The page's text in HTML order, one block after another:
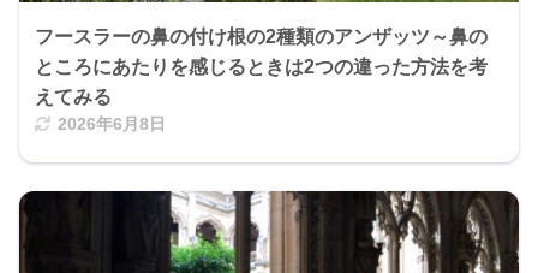
フースラーの鼻の付け根の2種類のアンザッツ～鼻の
ところにあたりを感じるときは2つの違った方法を考
えてみる
2026年6月8日